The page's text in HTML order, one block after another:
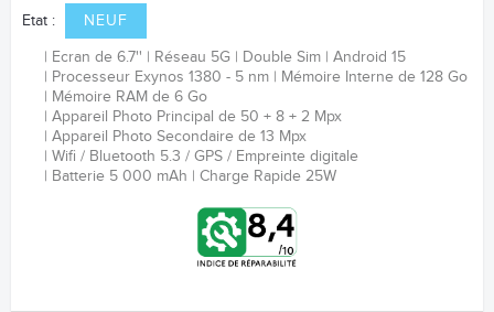
Etat :
NEUF
Ecran de 6.7'' Réseau 5G Double Sim
Android 15
Processeur Exynos 1380 - 5 nm
Mémoire Interne de 128 Go
Mémoire RAM de 6 Go
Appareil Photo Principal de 50 + 8 + 2 Mpx
Appareil Photo Secondaire de 13 Mpx
Wifi / Bluetooth 5.3 / GPS / Empreinte digitale
Batterie 5 000 mAh Charge Rapide 25W